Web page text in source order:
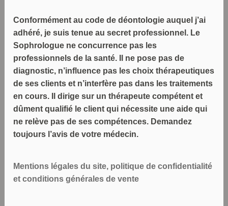
Conformément au code de déontologie auquel j’ai
adhéré, je suis tenue au secret professionnel. Le
Sophrologue ne concurrence pas les
professionnels de la santé. Il ne pose pas de
diagnostic, n’influence pas les choix thérapeutiques
de ses clients et n’interfère pas dans les traitements
en cours. Il dirige sur un thérapeute compétent et
dûment qualifié le client qui nécessite une aide qui
ne relève pas de ses compétences. Demandez
toujours l’avis de votre médecin.
Mentions légales du site, politique de confidentialité
et conditions générales de vente